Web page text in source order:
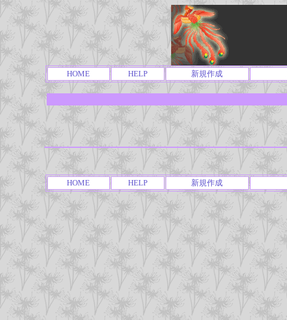
HOME HELP 新規作成
HOME HELP 新規作成